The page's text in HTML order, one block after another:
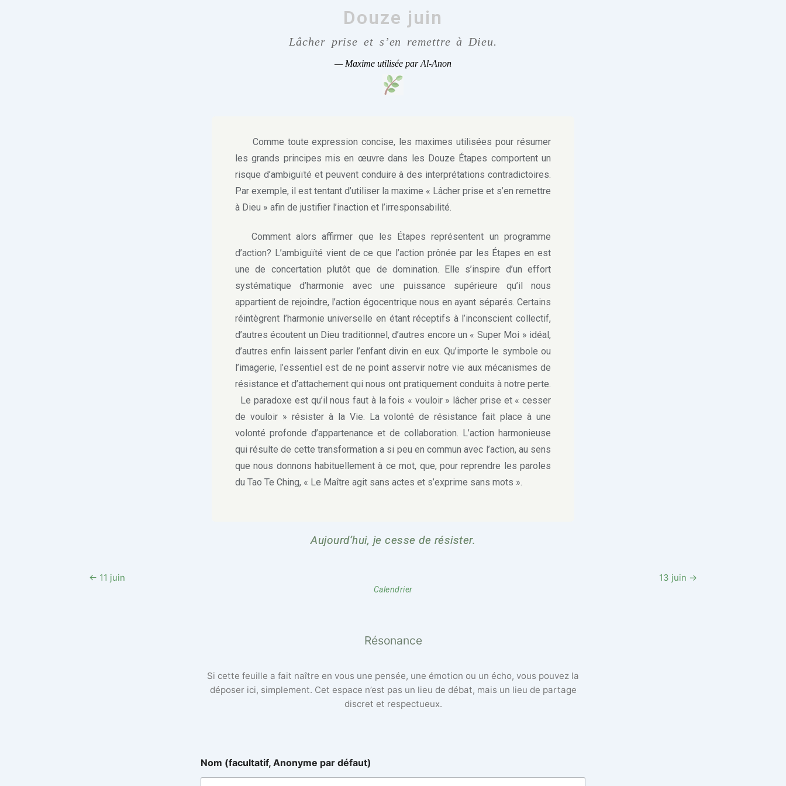
Douze juin
Lâcher prise et s’en remettre à Dieu.
— Maxime utilisée par Al-Anon
Comme toute expression concise, les maximes utilisées pour résumer
les grands principes mis en œuvre dans les Douze Étapes comportent un
risque d’ambiguïté et peuvent conduire à des interprétations contradictoires.
Par exemple, il est tentant d’utiliser la maxime « Lâcher prise et s’en remettre
à Dieu » afin de justifier l’inaction et l’irresponsabilité.
Comment alors affirmer que les Étapes représentent un programme
d’action? L’ambiguïté vient de ce que l’action prônée par les Étapes en est
une de concertation plutôt que de domination. Elle s’inspire d’un effort
systématique d’harmonie avec une puissance supérieure qu’il nous
appartient de rejoindre, l’action égocentrique nous en ayant séparés. Certains
réintègrent l’harmonie universelle en étant réceptifs à l’inconscient collectif,
d’autres écoutent un Dieu traditionnel, d’autres encore un « Super Moi » idéal,
d’autres enfin laissent parler l’enfant divin en eux. Qu’importe le symbole ou
l’imagerie, l’essentiel est de ne point asservir notre vie aux mécanismes de
résistance et d’attachement qui nous ont pratiquement conduits à notre perte.
Le paradoxe est qu’il nous faut à la fois « vouloir » lâcher prise et « cesser
de vouloir » résister à la Vie. La volonté de résistance fait place à une
volonté profonde d’appartenance et de collaboration. L’action harmonieuse
qui résulte de cette transformation a si peu en commun avec l’action, au sens
que nous donnons habituellement à ce mot, que, pour reprendre les paroles
du Tao Te Ching, « Le Maître agit sans actes et s’exprime sans mots ».
Aujourd’hui, je cesse de résister.
← 11 juin 13 juin →
Calendrier
Résonance
Si cette feuille a fait naître en vous une pensée, une émotion ou un écho, vous pouvez la
déposer ici, simplement. Cet espace n’est pas un lieu de débat, mais un lieu de partage
discret et respectueux.
Nom (facultatif, Anonyme par défaut)